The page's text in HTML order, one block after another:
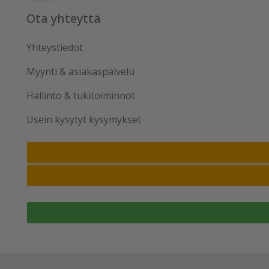
Ota yhteyttä
Yhteystiedot
Myynti & asiakaspalvelu
Hallinto & tukitoiminnot
Usein kysytyt kysymykset